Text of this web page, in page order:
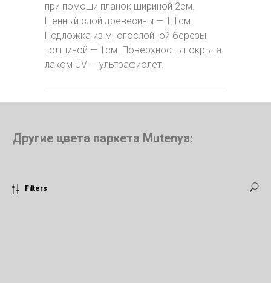
при помощи планок шириной 2см.
Ценный слой древесины — 1,1см.
Подложка из многослойной березы
толщиной — 1см. Поверхность покрыта
лаком UV — ультрафиолет.
Другие цвета паркета Mutenya:
Filters